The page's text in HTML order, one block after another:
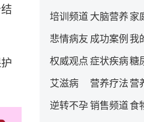
培训频道 大脑营养 家
悲情病友 成功案例 我
权威观点 症状疾病糖
艾滋病 营养疗法 营
逆转不孕销售频道食